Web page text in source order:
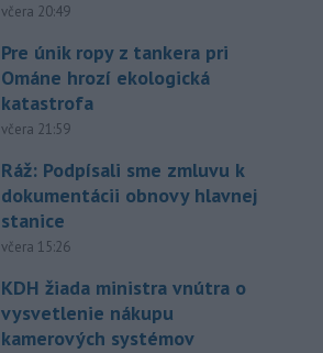
včera 20:49
Pre únik ropy z tankera pri
Ománe hrozí ekologická
katastrofa
včera 21:59
Ráž: Podpísali sme zmluvu k
dokumentácii obnovy hlavnej
stanice
včera 15:26
KDH žiada ministra vnútra o
vysvetlenie nákupu
kamerových systémov